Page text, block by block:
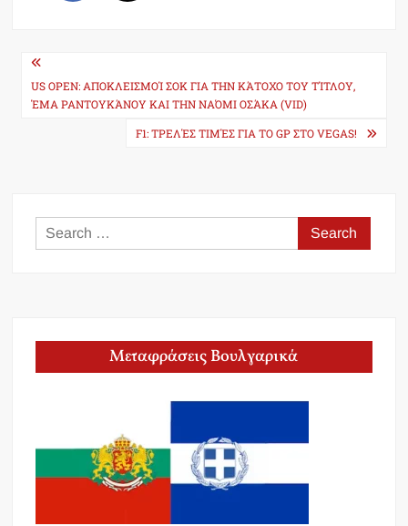
Post
navigation
US OPEN: ΑΠΟΚΛΕΙΣΜΟΊ ΣΟΚ ΓΙΑ ΤΗΝ ΚΆΤΟΧΟ ΤΟΥ ΤΊΤΛΟΥ,
ΈΜΑ ΡΑΝΤΟΥΚΆΝΟΥ ΚΑΙ ΤΗΝ ΝΑΌΜΙ ΟΣΆΚΑ (VID)
F1: ΤΡΕΛΈΣ ΤΙΜΈΣ ΓΙΑ ΤΟ GP ΣΤΟ VEGAS!
Search
for:
Μεταφράσεις Βουλγαρικά